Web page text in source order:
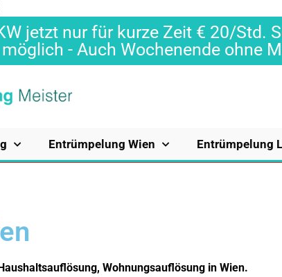
jetzt nur für kurze Zeit € 20/Std.
- Auch Wochenende ohne
Entrümpelung Wien Entrümpelung
Wohnungsauflösung in Wien.